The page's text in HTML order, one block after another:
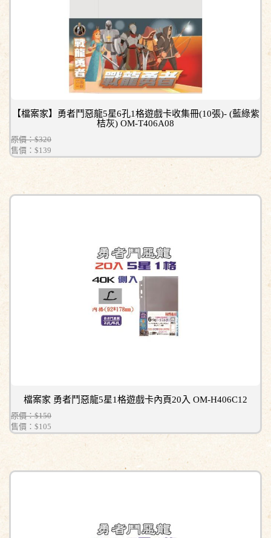
【檔案家】勇者鬥惡龍5星6孔1格遊戲卡收集冊(10張)- (藍綠紫
桔灰) OM-T406A08
原價：$320
售價： $139
檔案家 勇者鬥惡龍5星1格遊戲卡內頁20入 OM-H406C12
原價：$150
售價： $105